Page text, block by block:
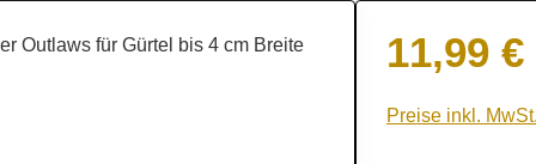
Regulärer Preis:
11,99 €
Preise inkl.